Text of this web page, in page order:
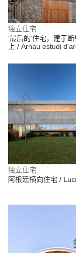
独立住宅
‘最后的’住宅，建于
上 / Arnau estudi
独立住宅
阿根廷横